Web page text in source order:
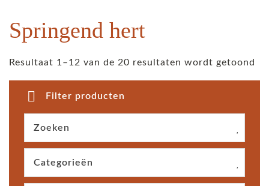
Springend hert
Resultaat 1–12 van de 20 resultaten wordt getoond
Filter producten
Zoeken
Categorieën